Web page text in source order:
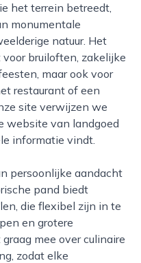
het terrein betreedt,
monumentale
natuur. Het
bruiloften, zakelijke
maar ook voor
restaurant of een
site verwijzen we
website van landgoed
informatie vindt.
pand biedt
die flexibel zijn in te
en grotere
mee over culinaire
zodat elke